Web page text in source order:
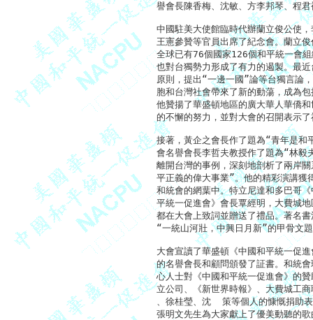
譽會長陳香梅、沈敏、方李邦琴、程
中國駐美大使館臨時代辦蘭立俊公使
王憲參贊等官員出席了紀念會。蘭立
全球已有76個國家126個和平統一會
也對台獨勢力形成了有力的遏製。最
原則，提出“一邊一國”論等台獨言論
胞和台灣社會帶來了新的動蕩，成為
他贊揚了華盛頓地區的廣大華人華僑
的不懈的努力，並對大會的召開表示了
接著，黃企之會長作了題為“青年是和
會名譽會長李哲夫教授作了題為“林毅
離開台灣的事例，深刻地剖析了兩岸
平正義的偉大事業”。他的精彩演講獲
和統會的網葉中。特立尼達和多巴哥
平統一促進會》會長覃經明，大費城
都在大會上致詞並贈送了禮品。著名
“一統山河壯，中興日月新”的甲骨文
大會宣讀了華盛頓《中國和平統一促
的名譽會長和顧問頒發了証書。和統
心人士對《中國和平統一促進會》的
立公司、《新世界時報》、大費城工
、徐桂瑩、沈  策等個人的慷慨捐助
張明文先生為大家獻上了優美動聽的